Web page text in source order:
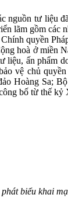
nguồn tư liệu
lãm gồm các
quyền
hoà ở miền
ấn phẩm
vệ chủ
Hoàng Sa;
công bố từ thế
biểu khai